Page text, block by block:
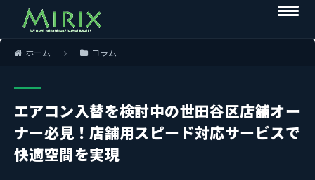
ホーム コラム
エアコン入替を検討中の世田谷区店舗オー
ナー必見！店舗用スピード対応サービスで
快適空間を実現